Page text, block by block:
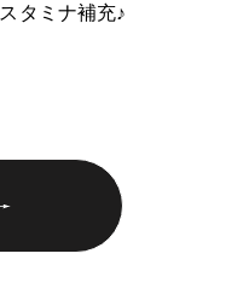
スタミナ補充♪